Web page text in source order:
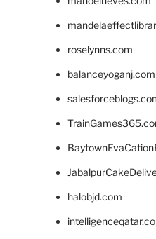
roselynns.com
balanceyoganj.com
halobjd.com